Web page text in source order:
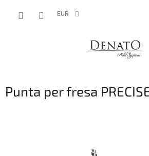
EUR
Punta per fresa